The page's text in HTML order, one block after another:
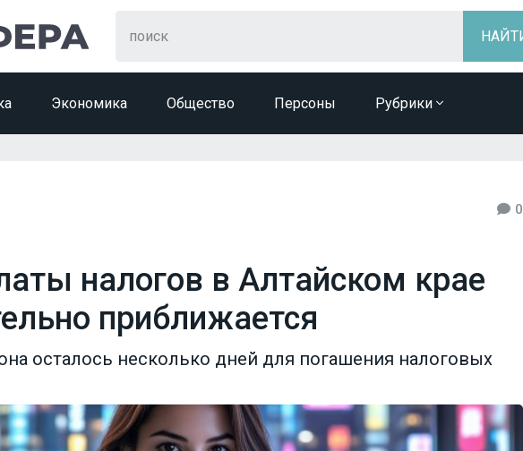
Экономика Общество Персоны Рубрики
0
налогов в Алтайском крае
приближается
осталось несколько дней для погашения налоговых